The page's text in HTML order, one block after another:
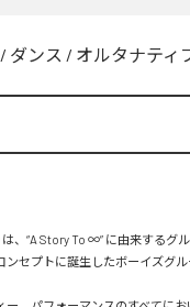
/ ダンス / オルタナティ
は、“A Story To ∞” に由来する
セプトに誕生したボーイズグル